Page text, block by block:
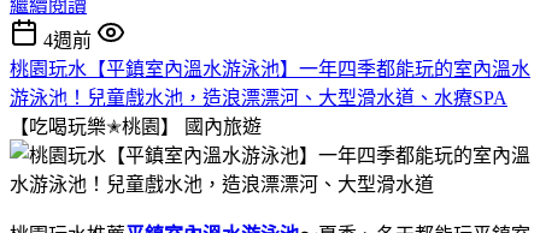
繼續閱讀
4週前
桃園玩水【平鎮室內溫水游泳池】一年四季都能玩的室內溫水
游泳池！兒童戲水池，造浪漂漂河、大型滑水道、水療SPA
【吃喝玩樂✭桃園】
國內旅遊